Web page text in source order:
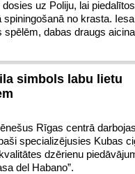
uz Poliju, lai piedalītos
spiningošanā no krasta.
dabas draugs
simbols labu lietu
Rīgas centrā
specializējusies Kubas
dzērienu
del Habano”.